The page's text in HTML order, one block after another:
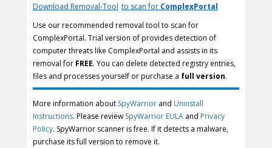
Download Removal-Tool to scan for ComplexPortal
Use our recommended removal tool to scan for
ComplexPortal. Trial version of provides detection of
computer threats like ComplexPortal and assists in its
removal for FREE. You can delete detected registry entries,
files and processes yourself or purchase a full version.
More information about SpyWarrior and Uninstall
Instructions. Please review SpyWarrior EULA and Privacy
Policy. SpyWarrior scanner is free. If it detects a malware,
purchase its full version to remove it.